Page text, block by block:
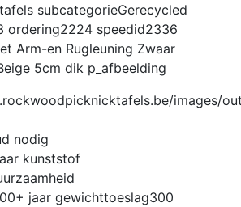
subcategorieGerecycled
ordering2224 speedid2336
Arm-en Rugleuning Zwaar
5cm dik p_afbeelding
nodig
kunststof
jaar gewichttoeslag300